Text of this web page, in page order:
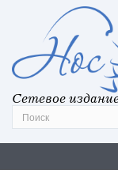
Сетевое